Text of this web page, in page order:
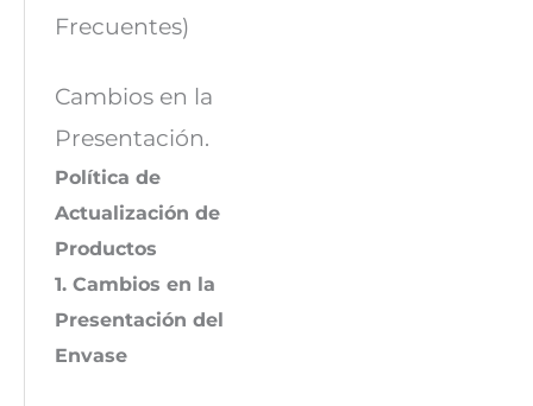
Frecuentes)
Cambios en la
Presentación.
Política de
Actualización de
Productos
1. Cambios en la
Presentación del
Envase